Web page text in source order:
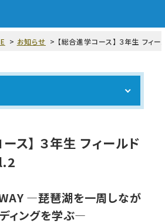
お知らせ 【総合進学コース】 ３年生 フィ
ス】 ３年生 フィールド
―琵琶湖を一周しなが
ィングを学ぶ―